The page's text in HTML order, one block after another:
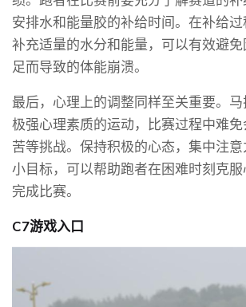
安排水和能量胶的补给时间。在补给
补充适量的水分和能量，可以有效避
足而导致的体能崩溃。
最后，心理上的调整同样至关重要。
极强心理素质的运动，比赛过程中难
苦等挑战。保持积极的心态，集中注
小目标，可以帮助跑者在困难时刻克服
完成比赛。
C7游戏入口